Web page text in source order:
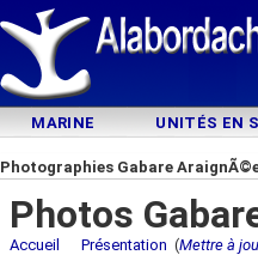
MARINE UNITÉS EN
Photographies Gabare
Photos
Accueil Présentation (Mettre à